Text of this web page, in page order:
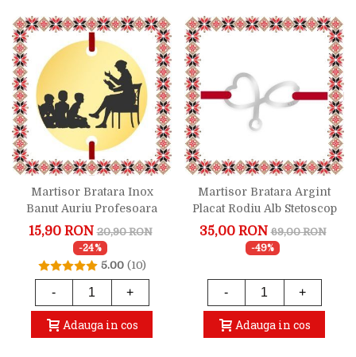
Martisor Bratara Inox
Banut Auriu Profesoara
15,90 RON 20,90 RON
-24%
5.00 (10)
- +
Adauga in cos
Martisor Bratara Argint
Placat Rodiu Alb Stetoscop
Doctor
35,00 RON 69,00 RON
-49%
- +
Adauga in cos